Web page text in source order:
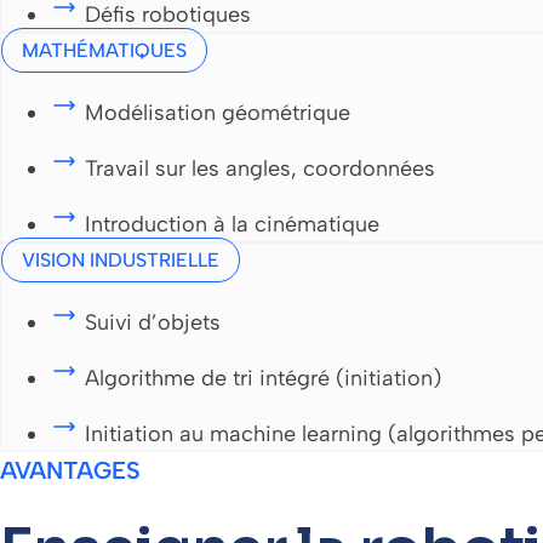
Défis robotiques
MATHÉMATIQUES
Modélisation géométrique
Travail sur les angles, coordonnées
Introduction à la cinématique
VISION INDUSTRIELLE
Suivi d’objets
Algorithme de tri intégré (initiation)
Initiation au machine learning (algorithmes
AVANTAGES